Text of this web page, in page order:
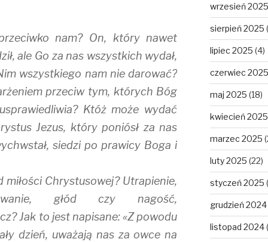
nam? On, który nawet
ale Go za nas wszystkich wydał,
wszystkiego nam nie darować?
przeciw tym, których Bóg
Któż może wydać
Jezus, który poniósł za nas
siedzi po prawicy Boga i
miłości Chrystusowej? Utrapienie,
głód czy nagość,
Jak to jest napisane: «Z powodu
dzień, uważają nas za owce na
wrzesień 2025
sierpień 2025
lipiec 2025 (4)
czerwiec 2025
maj 2025 (18)
kwiecień 2025
marzec 2025
luty 2025 (22)
styczeń 2025
grudzień 2024
listopad 2024